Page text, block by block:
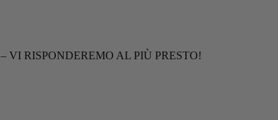
– VI RISPONDEREMO AL PIÙ PRESTO!